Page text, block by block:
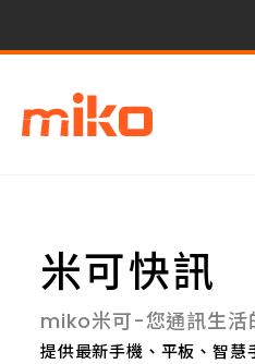
米可快訊
miko米可-您通訊生活
提供最新手機、平板、智慧